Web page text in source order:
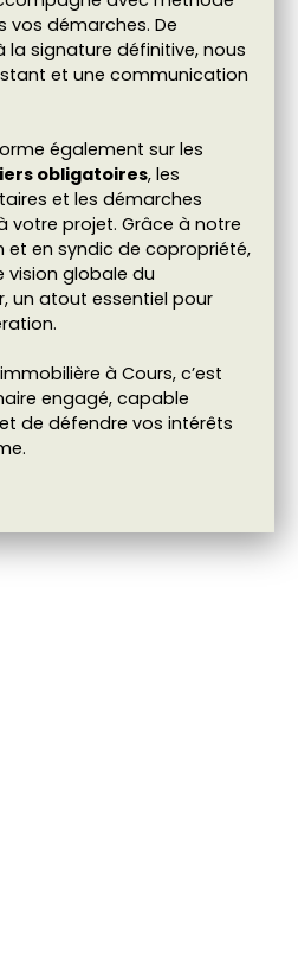
vos démarches. De
la signature définitive, nous
et une communication
également sur les
obligatoires, les
et les démarches
votre projet. Grâce à notre
et en syndic de copropriété,
vision globale du
un atout essentiel pour
à Cours, c’est
engagé, capable
de défendre vos intérêts